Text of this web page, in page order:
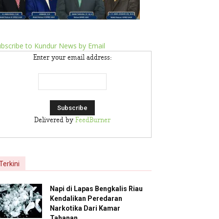
to Kundur News by Email
Enter your email address:
Delivered by FeedBurner
Napi di Lapas Bengkalis Riau
Kendalikan Peredaran
Narkotika Dari Kamar